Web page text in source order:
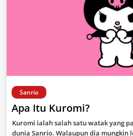
Sanrio
Apa Itu Kuromi?
Kuromi ialah salah satu watak yang
dunia Sanrio. Walaupun dia mungkin